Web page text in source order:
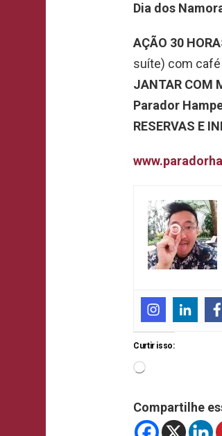
Dia dos
AÇÃO 30
suíte) com café
JANTAR COM
Parador
RESERVAS E
Curtir isso:
Compartilhe